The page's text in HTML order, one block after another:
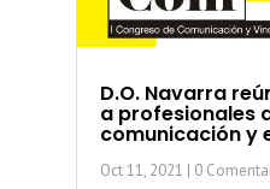
D.O. Navarra
a profesionales
comunicación y
Oct 11, 2021 | 0